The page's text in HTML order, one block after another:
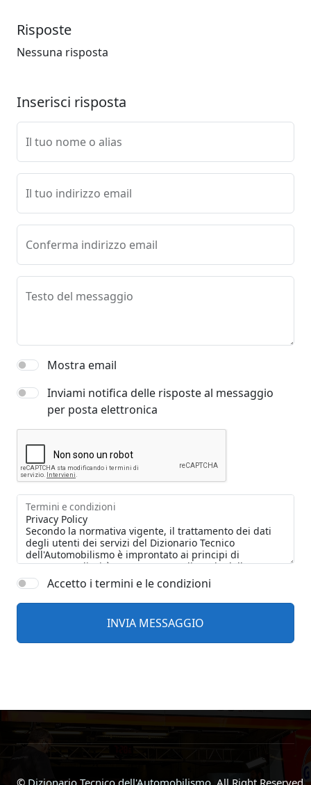
Risposte
Nessuna risposta
Inserisci risposta
Il tuo nome o alias
Il tuo indirizzo email
Conferma indirizzo email
Testo del messaggio
Mostra email
Inviami notifica delle risposte al messaggio
per posta elettronica
Termini e condizioni
Accetto i termini e le condizioni
© Dizionario Tecnico dell'Automobilismo , All Right Reserved.